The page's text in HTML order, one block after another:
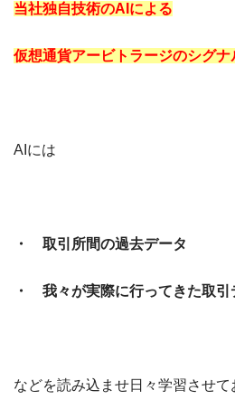
当社独自技術のAIによる
仮想通貨アービトラージのシグナ
AIには
・ 取引所間の過去データ
・ 我々が実際に行ってきた取引
などを読み込ませ日々学習させて